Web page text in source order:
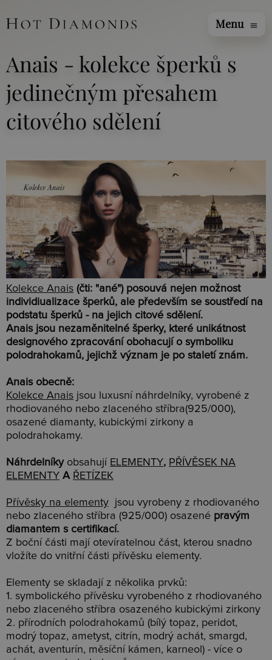
Menu menu
Anais - kolekce šperků s
jedinečným přesahem
citového sdělení
Kolekce Anais (čti: "ané") posouvá nejen možnost
individiualizace šperků, ale především se soustředí na
podstatu šperků - na jejich citové sdělení.
Anais jsou nezaměnitelné šperky, které unikátnost
designového zpracování obohacují o symboliku
polodrahokamů, jejichž význam je po staletí znám.
Anais obecně:
Kolekce Anais jsou luxusní náhrdelníky, vyrobené z
rhodiovaného nebo zlaceného stříbra(925/000),
osazené diamanty, kubickými zirkony a
polodrahokamy.
Náhrdelníky obsahují ELEMENTY, PŘÍVĚSEK NA
ELEMENTY A ŘETÍZEK
Přívěsky na elementy jsou vyrobeny z rhodiovaného
nebo zlaceného stříbra (925/000) osazené pravým
diamantem s certifikací.
Z boční části mají otevíratelnou část, kterou snadno
vložíte do vnitřní části přívěsku elementy.
Elementy se skladají z několika prvků:
1. symbolického přívěsku vyrobeného z rhodiovaného
nebo zlaceného stříbra osazeného kubickými zirkony
2. přírodních polodrahokamů (bílý topaz, peridot,
modrý topaz, ametyst, citrín, modrý achát, smargd,
achát, aventurín, měsíční kámen, karneol) - více o